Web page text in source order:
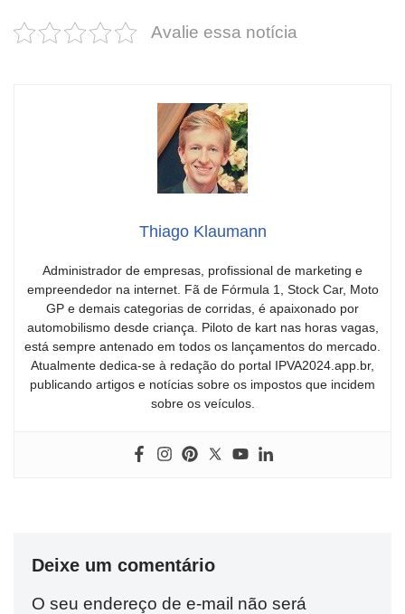
2025!
de emoção
Avalie essa notícia
Thiago Klaumann
Administrador de empresas, profissional de marketing e
empreendedor na internet. Fã de Fórmula 1, Stock Car, Moto
GP e demais categorias de corridas, é apaixonado por
automobilismo desde criança. Piloto de kart nas horas vagas,
está sempre antenado em todos os lançamentos do mercado.
Atualmente dedica-se à redação do portal IPVA2024.app.br,
publicando artigos e notícias sobre os impostos que incidem
sobre os veículos.
Deixe um comentário
O seu endereço de e-mail não será